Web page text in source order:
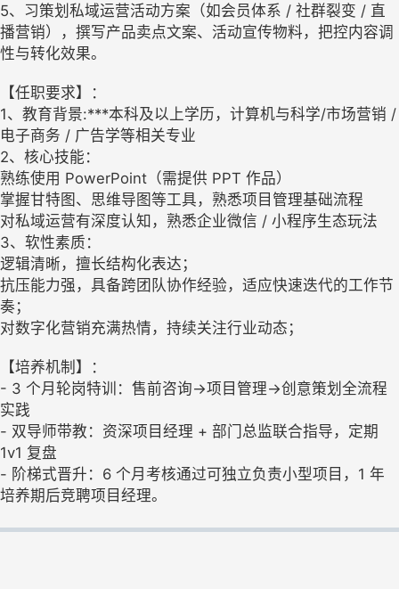
5、习策划私域运营活动方案（如会员体系 / 社群裂变 / 直
播营销），撰写产品卖点文案、活动宣传物料，把控内容调
性与转化效果。
【任职要求】：
1、教育背景:***本科及以上学历，计算机与科学/市场营销 /
电子商务 / 广告学等相关专业
2、核心技能：
熟练使用 PowerPoint（需提供 PPT 作品）
掌握甘特图、思维导图等工具，熟悉项目管理基础流程
对私域运营有深度认知，熟悉企业微信 / 小程序生态玩法
3、软性素质：
逻辑清晰，擅长结构化表达；
抗压能力强，具备跨团队协作经验，适应快速迭代的工作节
奏；
对数字化营销充满热情，持续关注行业动态；
【培养机制】：
- 3 个月轮岗特训：售前咨询→项目管理→创意策划全流程
实践
- 双导师带教：资深项目经理 + 部门总监联合指导，定期
1v1 复盘
- 阶梯式晋升：6 个月考核通过可独立负责小型项目，1 年
培养期后竞聘项目经理。